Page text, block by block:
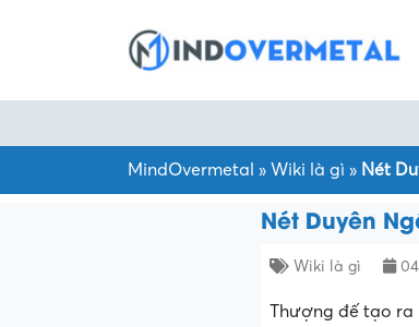
MindOvermetal » Wiki là gì » Nét
Nét Duyên
Wiki là gì
Thượng đế tạo ra